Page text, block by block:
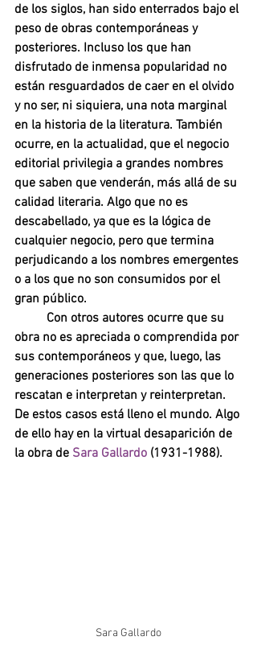
de los siglos, han sido enterrados bajo el
peso de obras contemporáneas y
posteriores. Incluso los que han
disfrutado de inmensa popularidad no
están resguardados de caer en el olvido
y no ser, ni siquiera, una nota marginal
en la historia de la literatura. También
ocurre, en la actualidad, que el negocio
editorial privilegia a grandes nombres
que saben que venderán, más allá de su
calidad literaria. Algo que no es
descabellado, ya que es la lógica de
cualquier negocio, pero que termina
perjudicando a los nombres emergentes
o a los que no son consumidos por el
gran público.
Con otros autores ocurre que su
obra no es apreciada o comprendida por
sus contemporáneos y que, luego, las
generaciones posteriores son las que lo
rescatan e interpretan y reinterpretan.
De estos casos está lleno el mundo. Algo
de ello hay en la virtual desaparición de
la obra de Sara Gallardo (1931-1988).
Sara Gallardo